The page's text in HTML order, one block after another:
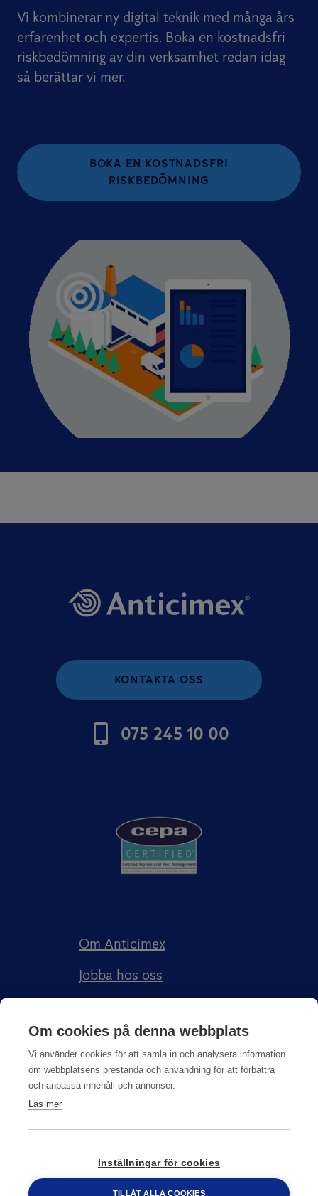
Vi kombinerar ny digital teknik med många års
erfarenhet och expertis. Boka en kostnadsfri
riskbedömning av din verksamhet redan idag
så berättar vi mer.
BOKA EN KOSTNADSFRI
RISKBEDÖMNING
KONTAKTA OSS
075 245 10 00
Om Anticimex
Jobba hos oss
Anticimex Försäkringar AB
Integritetspolicy
Om cookies på denna webbplats
Vi använder cookies för att samla in och analysera information
om webbplatsens prestanda och användning för att förbättra
och anpassa innehåll och annonser.
Läs mer
Inställningar för cookies
TILLÅT ALLA COOKIES